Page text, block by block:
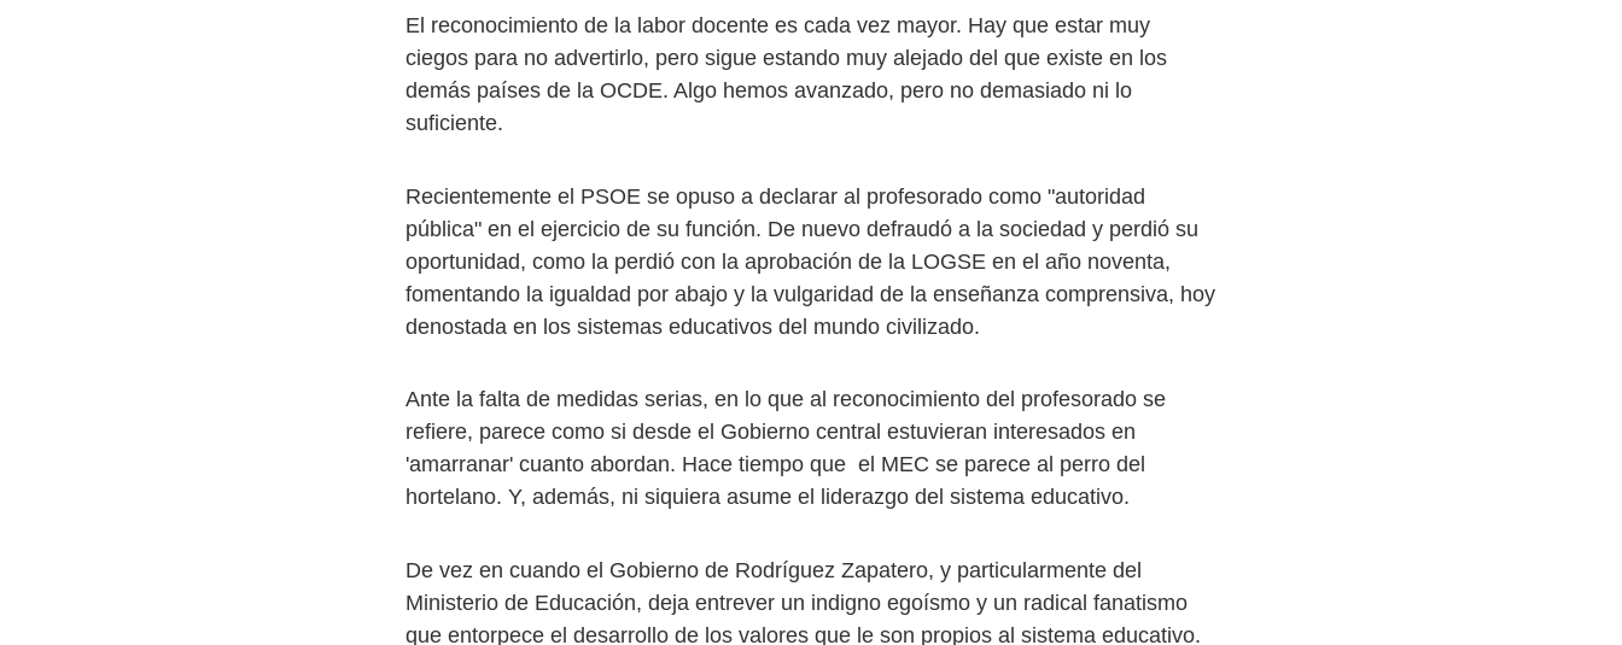
El reconocimiento de la labor docente es cada vez mayor. Hay que estar muy
ciegos para no advertirlo, pero sigue estando muy alejado del que existe en los
demás países de la OCDE. Algo hemos avanzado, pero no demasiado ni lo
suficiente.
Recientemente el PSOE se opuso a declarar al profesorado como "autoridad
pública" en el ejercicio de su función. De nuevo defraudó a la sociedad y perdió su
oportunidad, como la perdió con la aprobación de la LOGSE en el año noventa,
fomentando la igualdad por abajo y la vulgaridad de la enseñanza comprensiva, hoy
denostada en los sistemas educativos del mundo civilizado.
Ante la falta de medidas serias, en lo que al reconocimiento del profesorado se
refiere, parece como si desde el Gobierno central estuvieran interesados en
'amarranar' cuanto abordan. Hace tiempo que el MEC se parece al perro del
hortelano. Y, además, ni siquiera asume el liderazgo del sistema educativo.
De vez en cuando el Gobierno de Rodríguez Zapatero, y particularmente del
Ministerio de Educación, deja entrever un indigno egoísmo y un radical fanatismo
que entorpece el desarrollo de los valores que le son propios al sistema educativo.